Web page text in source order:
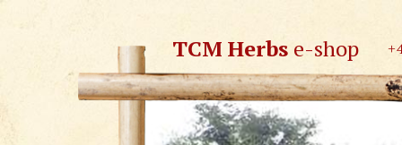
TCM Herbs e-shop